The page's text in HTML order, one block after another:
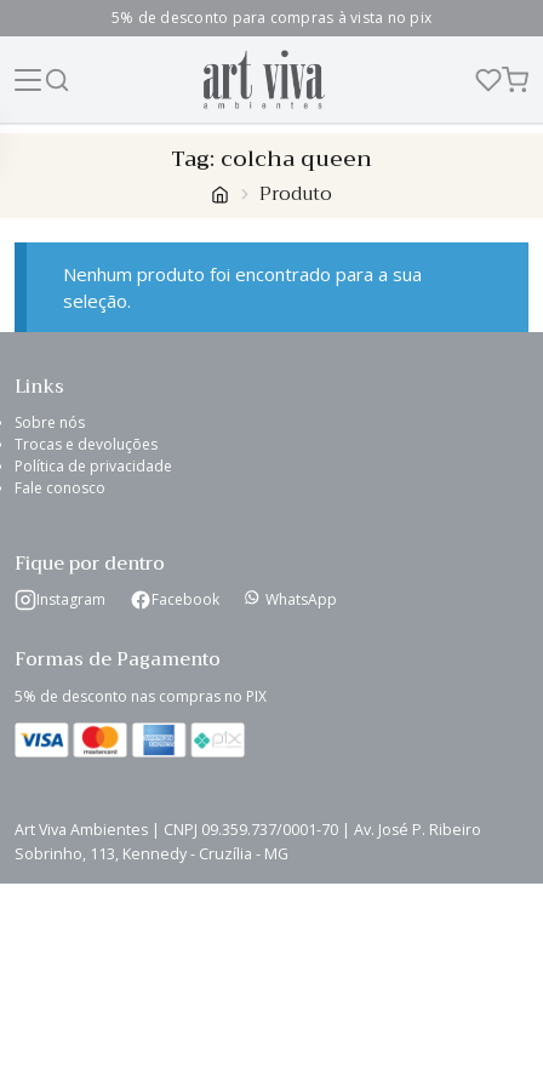
5% de desconto para compras à vista no pix
Tag: colcha queen
Produto
Nenhum produto foi encontrado para a sua
seleção.
Links
Sobre nós
Trocas e devoluções
Política de privacidade
Fale conosco
Fique por dentro
Instagram Facebook WhatsApp
Formas de Pagamento
5% de desconto nas compras no PIX
Art Viva Ambientes | CNPJ 09.359.737/0001-70 | Av. José P. Ribeiro
Sobrinho, 113, Kennedy - Cruzília - MG